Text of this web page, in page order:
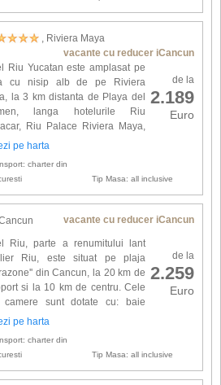
, Riviera Maya
vacante cu reducer iCancun
de la
2.189
Euro
Riu Yucatan este amplasat pe
cu nisip alb de pe Riviera
la 3 km distanta de Playa del
langa hotelurile Riu
Riu Palace Riviera Maya,
Mexico si Clubhotel
cu: baie proprie cu dus, usc...
pe harta
charter din
Tip Masa: all inclusive
vacante cu reducer iCancun
de la
2.259
Euro
Riu, parte a renumitului lant
Riu, este situat pe plaja
din Cancun, la 20 km de
si la 10 km de centru. Cele
camere sunt dotate cu: baie
aer conditionat, telefon, TV
/...
pe harta
charter din
Tip Masa: all inclusive